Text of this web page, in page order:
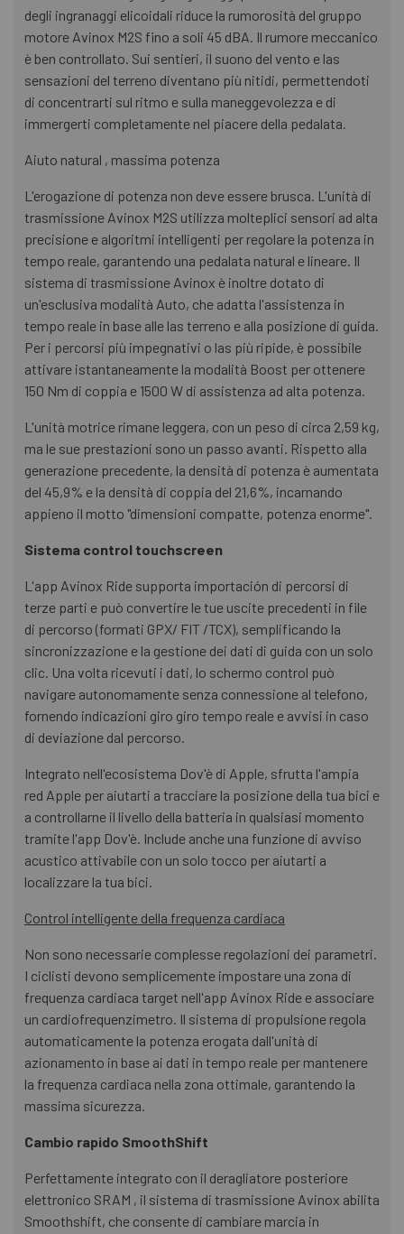
degli ingranaggi elicoidali riduce la rumorosità del gruppo
motore Avinox M2S fino a soli 45 dBA. Il rumore meccanico
è ben controllato. Sui sentieri, il suono del vento e las
sensazioni del terreno diventano più nitidi, permettendoti
di concentrarti sul ritmo e sulla maneggevolezza e di
immergerti completamente nel piacere della pedalata.
Aiuto natural , massima potenza
L'erogazione di potenza non deve essere brusca. L'unità di
trasmissione Avinox M2S utilizza molteplici sensori ad alta
precisione e algoritmi intelligenti per regolare la potenza in
tempo reale, garantendo una pedalata natural e lineare. Il
sistema di trasmissione Avinox è inoltre dotato di
un'esclusiva modalità Auto, che adatta l'assistenza in
tempo reale in base alle las terreno e alla posizione di guida.
Per i percorsi più impegnativi o las più ripide, è possibile
attivare istantaneamente la modalità Boost per ottenere
150 Nm di coppia e 1500 W di assistenza ad alta potenza.
L'unità motrice rimane leggera, con un peso di circa 2,59 kg,
ma le sue prestazioni sono un passo avanti. Rispetto alla
generazione precedente, la densità di potenza è aumentata
del 45,9% e la densità di coppia del 21,6%, incarnando
appieno il motto "dimensioni compatte, potenza enorme".
Sistema control touchscreen
L'app Avinox Ride supporta importación di percorsi di
terze parti e può convertire le tue uscite precedenti in file
di percorso (formati GPX/ FIT /TCX), semplificando la
sincronizzazione e la gestione dei dati di guida con un solo
clic. Una volta ricevuti i dati, lo schermo control può
navigare autonomamente senza connessione al telefono,
fornendo indicazioni giro giro tempo reale e avvisi in caso
di deviazione dal percorso.
Integrato nell'ecosistema Dov'è di Apple, sfrutta l'ampia
red Apple per aiutarti a tracciare la posizione della tua bici e
a controllarne il livello della batteria in qualsiasi momento
tramite l'app Dov'è. Include anche una funzione di avviso
acustico attivabile con un solo tocco per aiutarti a
localizzare la tua bici.
Control intelligente della frequenza cardiaca
Non sono necessarie complesse regolazioni dei parametri.
I ciclisti devono semplicemente impostare una zona di
frequenza cardiaca target nell'app Avinox Ride e associare
un cardiofrequenzimetro. Il sistema di propulsione regola
automaticamente la potenza erogata dall'unità di
azionamento in base ai dati in tempo reale per mantenere
la frequenza cardiaca nella zona ottimale, garantendo la
massima sicurezza.
Cambio rapido SmoothShift
Perfettamente integrato con il deragliatore posteriore
elettronico SRAM , il sistema di trasmissione Avinox abilita
Smoothshift, che consente di cambiare marcia in